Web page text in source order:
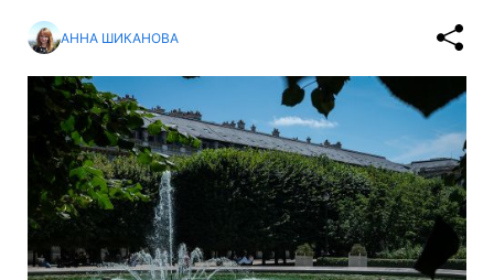
АННА ШИКАНОВА